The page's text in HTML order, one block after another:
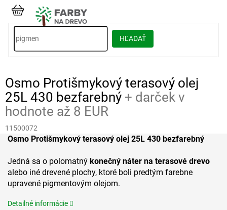
Prejsť
obsah
HĽADAŤ
NÁKUPNÝ
KOŠÍK
Osmo Protišmykový terasový olej
25L 430 bezfarebný + darček v
hodnote až 8 EUR
11500072
Osmo Protišmykový terasový olej 25L 430 bezfarebný
Jedná sa o polomatný konečný náter na terasové drevo
alebo iné drevené plochy, ktoré boli predtým farebne
upravené pigmentovým olejom.
Detailné informácie